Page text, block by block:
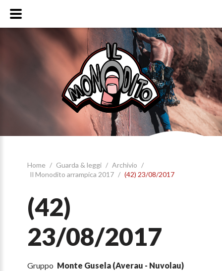
Home / Guarda & leggi / Archivio /
Il Monodito arrampica 2017 / (42) 23/08/2017
(42)
23/08/2017
Gruppo Monte Gusela (Averau - Nuvolau)